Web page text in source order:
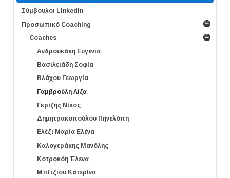
Σύμβουλοι LinkedΙn
Προσωπικό Coaching
Coaches
Ανδρουκάκη Ευγενία
Βασιλειάδη Σοφία
Βλάχου Γεωργία
Γαμβρούλη Λίζα
Γκρίζης Νίκος
Δημητρακοπούλου Πηνελόπη
Ελέζι Μαρία Ελένα
Καλογεράκης Μανόλης
Κοτροκόη Έλενα
Μπίτζιου Κατερίνα